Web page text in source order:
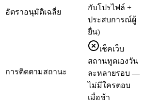
อัตราอนุมัติเฉลี่ย
กับโปรไฟล์ +
ประสบการณ์ผู้
ยื่น)
การติดตามสถานะ
เช็คเว็บ
สถานทูตเองวัน
ละหลายรอบ —
ไม่มีใครตอบ
เมื่อช้า